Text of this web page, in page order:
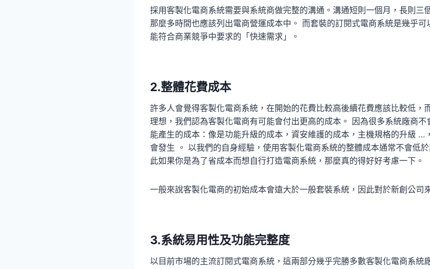
採用客製化電商系統需要與系統商做完整的溝通。溝通短則一個月，長則三
那麼多時間也應該列出電商營運成本中。 而套裝的訂閱式電商系統是幾乎可
能符合商業競爭中要求的「快速需求」。
2.整體花費成本
許多人會覺得客製化電商系統，在開始的花費比較高後續花費應該比較低，
理想，我們認為客製化電商有可能會付出更高的成本。 因為很多系統廠商不
能產生的成本：像是功能升級的成本，資安維護的成本，主機規格的升級 …
會發生 。 以我們的自身經驗，使用客製化電商系統的整體成本通常不會低
此如果你是為了省成本而想自行打造電商系統，那麼真的得好好考慮一下。
一般來說客製化電商的初始成本會遠大於一般套裝系統，因此對於新創公司
3.系統易用性及功能完整度
以目前市場的主流訂閱式電商系統，這兩部分幾乎完勝多數客製化電商系統